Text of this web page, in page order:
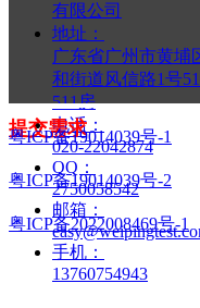
有限公司
地址：
广东省广州市黄埔
和街道风信路1号
511房
电话：
020-22042874
QQ：
2750058542
邮箱：
手机：
13760754943
提交需求
粤ICP备19014039号-1
粤ICP备19014039号-2
粤ICP备2022008469号-1